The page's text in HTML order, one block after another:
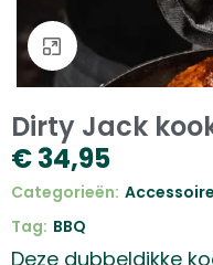
Klik om te
Dirty Jack
€34,95
Categorieën:
Tag: BBQ
Deze dubbeldikke